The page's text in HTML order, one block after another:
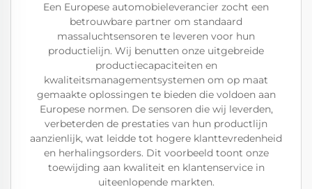
Een Europese automobieleverancier zocht een
betrouwbare partner om standaard
massaluchtsensoren te leveren voor hun
productielijn. Wij benutten onze uitgebreide
productiecapaciteiten en
kwaliteitsmanagementsystemen om op maat
gemaakte oplossingen te bieden die voldoen aan
Europese normen. De sensoren die wij leverden,
verbeterden de prestaties van hun productlijn
aanzienlijk, wat leidde tot hogere klanttevredenheid
en herhalingsorders. Dit voorbeeld toont onze
toewijding aan kwaliteit en klantenservice in
uiteenlopende markten.